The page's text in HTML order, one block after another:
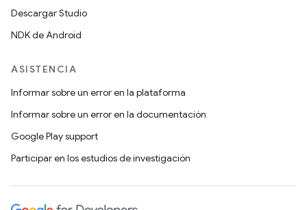
Descargar Studio
NDK de Android
ASISTENCIA
Informar sobre un error en la plataforma
Informar sobre un error en la documentación
Google Play support
Participar en los estudios de investigación